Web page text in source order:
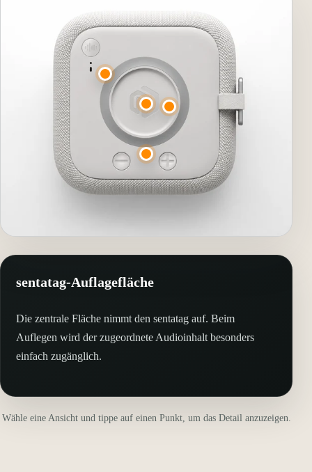
sentatag-Auflagefläche
Die zentrale Fläche nimmt den sentatag auf. Beim
Auflegen wird der zugeordnete Audioinhalt besonders
einfach zugänglich.
Wähle eine Ansicht und tippe auf einen Punkt, um das Detail anzuzeigen.